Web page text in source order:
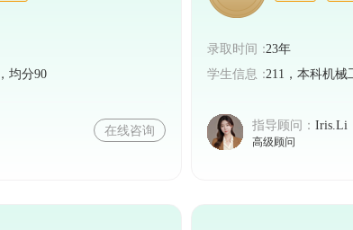
俄罗斯留学生奖学金需要学生充分了解奖学金种
金资助，实现自己的留学梦想。
均分90
在线咨询
录取时间：23年
学生信息：211，本科机械
指导顾问： Iris.Li
高级顾问